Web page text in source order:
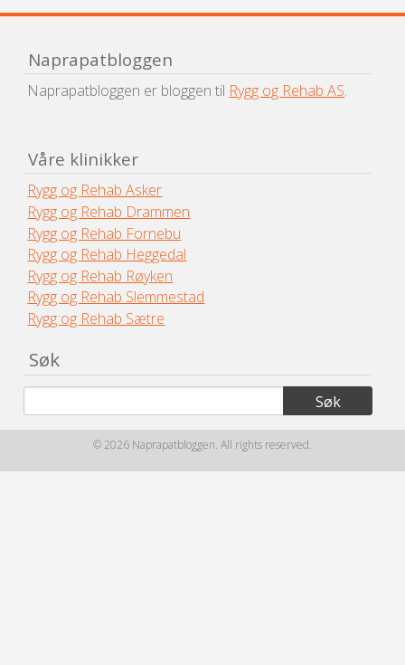
Naprapatbloggen
Naprapatbloggen er bloggen til Rygg og Rehab AS.
Våre klinikker
Rygg og Rehab Asker
Rygg og Rehab Drammen
Rygg og Rehab Fornebu
Rygg og Rehab Heggedal
Rygg og Rehab Røyken
Rygg og Rehab Slemmestad
Rygg og Rehab Sætre
Søk
© 2026 Naprapatbloggen. All rights reserved.